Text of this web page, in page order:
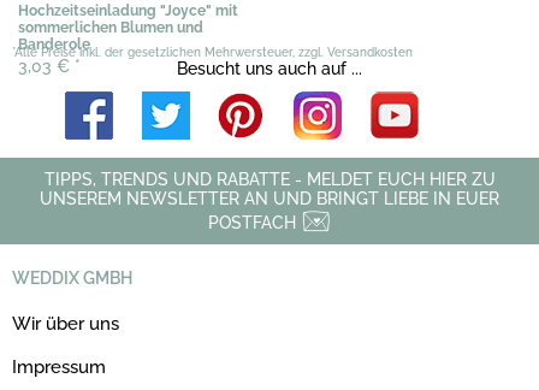
Hochzeitseinladung "Joyce" mit
sommerlichen Blumen und
Banderole
3,03 € *
*Alle Preise inkl. der gesetzlichen Mehrwersteuer, zzgl. Versandkosten
Besucht uns auch auf ...
TIPPS, TRENDS UND RABATTE - MELDET EUCH HIER ZU
UNSEREM NEWSLETTER AN UND BRINGT LIEBE IN EUER
POSTFACH
WEDDIX GMBH
Wir über uns
Impressum